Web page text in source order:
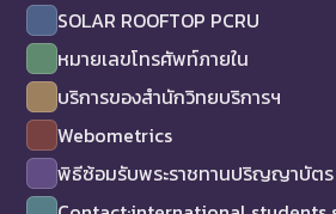
SOLAR ROOFTOP PCRU
หมายเลขโทรศัพท์ภายใน
บริการของสำนักวิทยบริการฯ
Webometrics
พิธีซ้อมรับพระราชทานปริญญาบัตร